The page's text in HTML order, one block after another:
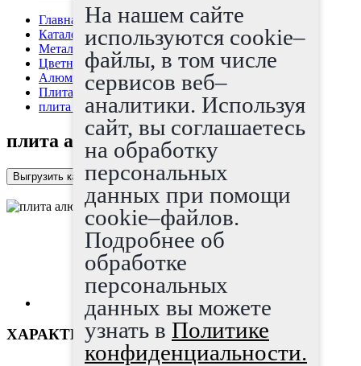
Главная страница
Каталог
Металлопрокат
Цветные металлы
Алюминий, дюраль
Плита алюминиевая
плита алюминиевая 100x1200x3000
плита алюминиевая 100x1200x3000
Выгрузить каталог в Excel
ХАРАКТЕРИСТИКИ
На нашем сайте
используются cookie–
файлы, в том числе
сервисов веб–
аналитики. Используя
сайт, вы соглашаетесь
на обработку
персональных
данных при помощи
cookie–файлов.
Подробнее об
обработке
персональных
данных вы можете
узнать в Политике
конфиденциальности.